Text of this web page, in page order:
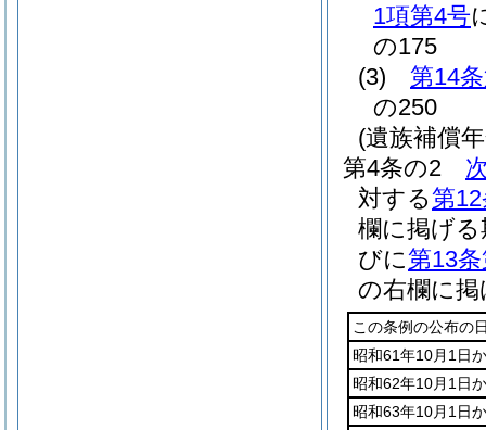
1項第4号
の175
(3)
第14
の250
(遺族補償
第4条の2
対する第
欄に掲げ
びに第13
の右欄に
この条例の公布の
昭和61年10月1日
昭和62年10月1日
昭和63年10月1日